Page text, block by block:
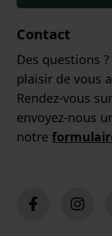
Contact
Des questions
plaisir de vous
Rendez-vous
envoyez-nous
notre